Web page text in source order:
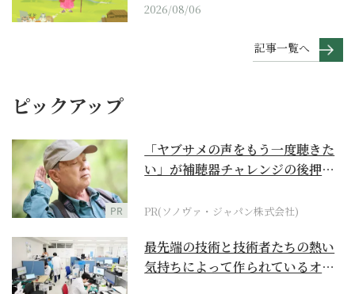
2026/08/06
記事一覧へ
ピックアップ
PR
「ヤブサメの声をもう一度聴きた
い」が補聴器チャレンジの後押し
PR(ソノヴァ・ジャパン株式会社)
最先端の技術と技術者たちの熱い
気持ちによって作られているオー